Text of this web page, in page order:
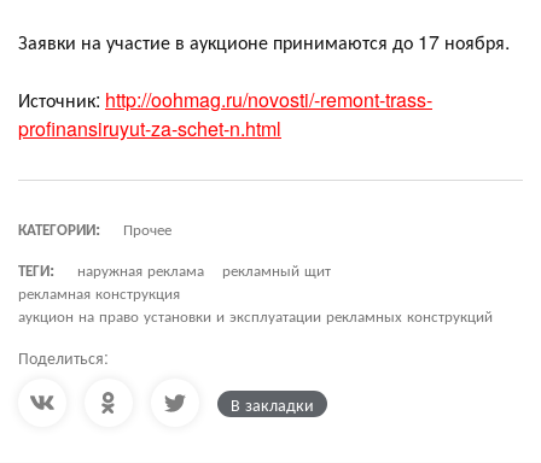
Заявки на участие в аукционе принимаются до 17 ноября.
Источник: http://oohmag.ru/novosti/-remont-trass-
profinansiruyut-za-schet-n.html
КАТЕГОРИИ:
Прочее
ТЕГИ:
наружная реклама
рекламный щит
рекламная конструкция
аукцион на право установки и эксплуатации рекламных конструкций
Поделиться:
В закладки